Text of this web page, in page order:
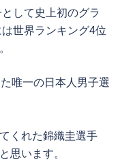
して史上初のグラ
世界ランキング4位
唯一の日本人男子選
くれた錦織圭選手
思います。